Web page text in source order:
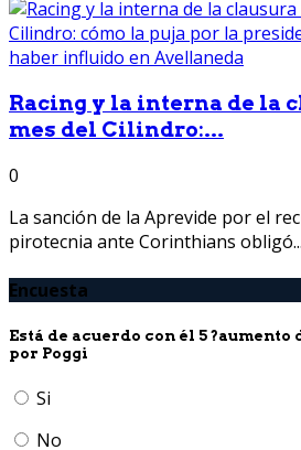
Racing y la interna de la
mes del Cilindro:...
0
La sanción de la Aprevide por el
pirotecnia ante Corinthians obligó...
Encuesta
Está de acuerdo con él 5
por Poggi
Si
No